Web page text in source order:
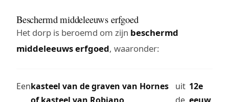
Beschermd middeleeuws erfgoed
Het dorp is beroemd om zijn beschermd
middeleeuws erfgoed, waaronder:
Eenkasteel van de graven van Hornes
uit 12e